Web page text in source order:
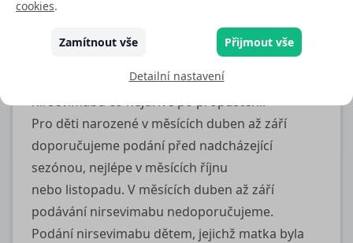
z novorozeneckého oddělení (zejména
u rizikových původně nezralých novorozenců).
V případě neprovedení imunizace
za hospitalizace je doporučena aplikace
nirsevimabu co nejdříve po propuštění.
Pro děti narozené v měsících duben až září
doporučujeme podání před nadcházející
sezónou, nejlépe v měsících říjnu
nebo listopadu. V měsících duben až září
podávání nirsevimabu nedoporučujeme.
Podání nirsevimabu dětem, jejichž matka byla
cookies.
Zamítnout vše Přijmout vše
Detailní nastavení